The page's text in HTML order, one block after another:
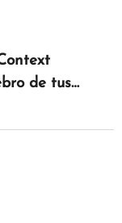
de tus